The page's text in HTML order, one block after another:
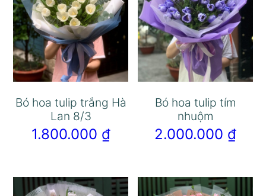
Bó hoa tulip trắng Hà
Lan 8/3
1.800.000 ₫
Bó hoa tulip tím
nhuộm
2.000.000 ₫